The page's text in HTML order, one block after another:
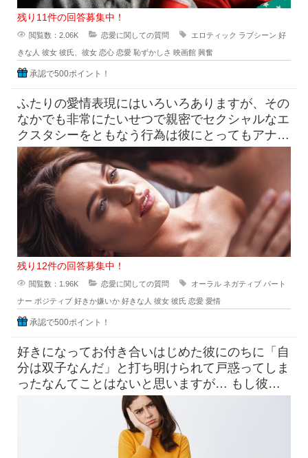
残り11件の回答募集中！
閲覧数：2.06K 恋愛に関しての質問 エロティック ラブシーン 好
きな人 彼女 彼氏、彼女 恋心 恋愛 恥ずかしさ 映画館 興奮
承認で500ポイント！
ふたりの愛情表現にはいろいろありますが、その
なかでも非常にたいせつで親密でセクシャルなエ
クスタシーをともなう行為は彼にとってもアナタ
にとっても、相手への愛情を表
残り12件の回答募集中！
閲覧数：1.96K 恋愛に関しての質問 オーラル ネガティブ パート
ナー ポジティブ 好きか嫌いか 好きな人 彼女 彼氏 恋愛 愛情
承認で500ポイント！
好きになってお付き合いはじめた彼にのちに「自
分は双子なんだ」と打ち明けられて戸惑ってしま
ったなんてことはないと思いますが… もし彼が
一卵性双生児であらゆる面で